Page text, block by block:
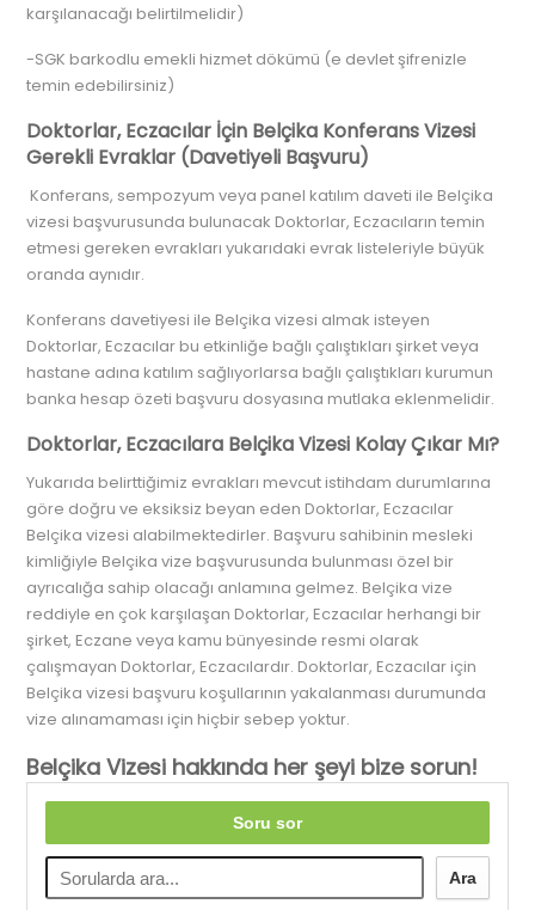
karşılanacağı belirtilmelidir)
-SGK barkodlu emekli hizmet dökümü (e devlet şifrenizle
temin edebilirsiniz)
Doktorlar, Eczacılar İçin Belçika Konferans Vizesi
Gerekli Evraklar (Davetiyeli Başvuru)
Konferans, sempozyum veya panel katılım daveti ile Belçika
vizesi başvurusunda bulunacak Doktorlar, Eczacıların temin
etmesi gereken evrakları yukarıdaki evrak listeleriyle büyük
oranda aynıdır.
Konferans davetiyesi ile Belçika vizesi almak isteyen
Doktorlar, Eczacılar bu etkinliğe bağlı çalıştıkları şirket veya
hastane adına katılım sağlıyorlarsa bağlı çalıştıkları kurumun
banka hesap özeti başvuru dosyasına mutlaka eklenmelidir.
Doktorlar, Eczacılara Belçika Vizesi Kolay Çıkar Mı?
Yukarıda belirttiğimiz evrakları mevcut istihdam durumlarına
göre doğru ve eksiksiz beyan eden Doktorlar, Eczacılar
Belçika vizesi alabilmektedirler. Başvuru sahibinin mesleki
kimliğiyle Belçika vize başvurusunda bulunması özel bir
ayrıcalığa sahip olacağı anlamına gelmez. Belçika vize
reddiyle en çok karşılaşan Doktorlar, Eczacılar herhangi bir
şirket, Eczane veya kamu bünyesinde resmi olarak
çalışmayan Doktorlar, Eczacılardır. Doktorlar, Eczacılar için
Belçika vizesi başvuru koşullarının yakalanması durumunda
vize alınamaması için hiçbir sebep yoktur.
Belçika Vizesi hakkında her şeyi bize sorun!
Soru sor
Ara